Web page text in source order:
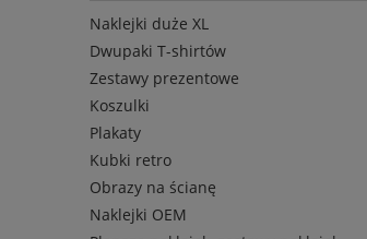
Naklejki duże XL
Dwupaki T-shirtów
Zestawy prezentowe
Koszulki
Plakaty
Kubki retro
Obrazy na ścianę
Naklejki OEM